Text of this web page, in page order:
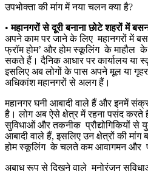
उपभोक्ता की मांग में नया चलन क्या है?
•महानगरोंसेदूरीबनानाछोटेशहरोंमें
अपने काम पर जाने के लिए महानगरों में
फ्रॉम होम’ और होम स्कूलिंग के माहौल
सकते हैं। दैनिक आधार पर कार्यालय या
इसलिए अब लोगों के पास अपने मूल या
अधिकांश महानगरों से अलग हैं।
महानगर घनी आबादी वाले हैं और इनमें
है। लोग अब ऐसे क्षेत्र में रहना पसंद करते
सुविधाओं और तकनीक प्रौद्योगिकियों से
आबादी वाले हैं, इसलिए उन क्षेत्रों की
होम स्कूलिंग के चलते कम आवागमन और
अबाध रूप से दिखने वाले मनोरंजन